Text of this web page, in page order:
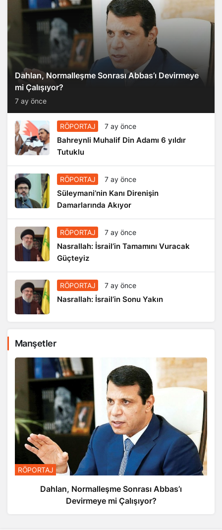
Dahlan, Normalleşme Sonrası Abbas’ı Devirmeye
mi Çalışıyor?
7 ay önce
RÖPORTAJ 7 ay önce
Bahreynli Muhalif Din Adamı 6 yıldır
Tutuklu
RÖPORTAJ 7 ay önce
Süleymani’nin Kanı Direnişin
Damarlarında Akıyor
RÖPORTAJ 7 ay önce
Nasrallah: İsrail’in Tamamını Vuracak
Güçteyiz
RÖPORTAJ 7 ay önce
Nasrallah: İsrail’in Sonu Yakın
Manşetler
RÖPORTAJ
Dahlan, Normalleşme Sonrası Abbas’ı
Devirmeye mi Çalışıyor?